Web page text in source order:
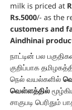
milk is priced at
Rs.5000/- as the
customers and
Aindhinai
நாட்டின் பல
குறிப்பாக
நெல் வயல்களில்
வெள்ளத்தில்
சாகுபடி பெரிதும்